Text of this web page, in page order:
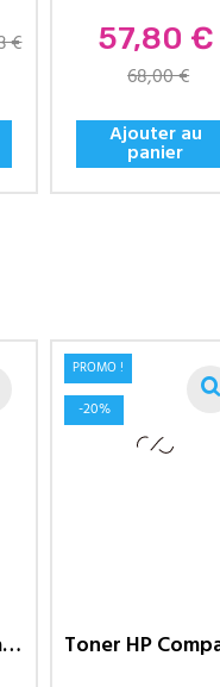
€ Prix
57,80 €
68,00 €
Ajouter au
panier
Toner HP Compatible 203A...
PROMO !
-20%